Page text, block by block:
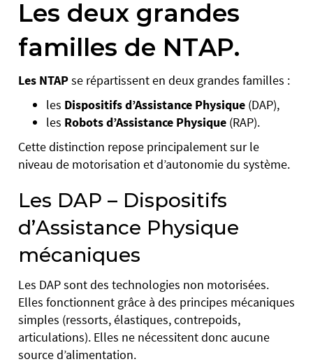
Les deux grandes
familles de NTAP.
Les NTAPse répartissent en deux grandes familles :
les Dispositifs d’Assistance Physique (DAP),
les Robots d’Assistance Physique (RAP).
Cette distinction repose principalement sur le
niveau de motorisation et d’autonomie du système.
Les DAP – Dispositifs
d’Assistance Physique
mécaniques
Les DAP sont des technologies non motorisées.
Elles fonctionnent grâce à des principes mécaniques
simples (ressorts, élastiques, contrepoids,
articulations). Elles ne nécessitent donc aucune
source d’alimentation.